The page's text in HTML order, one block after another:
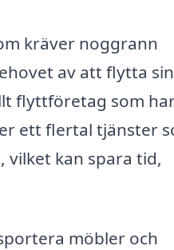
kräver noggrann
av att flytta sin
flyttföretag som
ett flertal tjänster
kan spara tid,
möbler och